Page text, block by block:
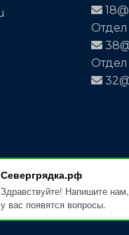
Севергрядка.рф
Здравствуйте! Напишите
у вас появятся вопросы.
Отдел